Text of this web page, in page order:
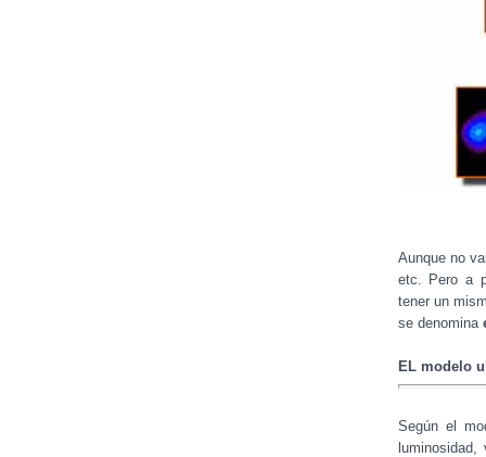
Aunque no
etc. Pero a
tener un
se denomina
EL modelo
Según el